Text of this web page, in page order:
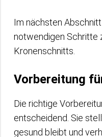
Im nächsten
notwendigen Schritte
Kronenschnitts.
Vorbereitung
Die richtige
entscheidend. Sie
gesund bleibt und